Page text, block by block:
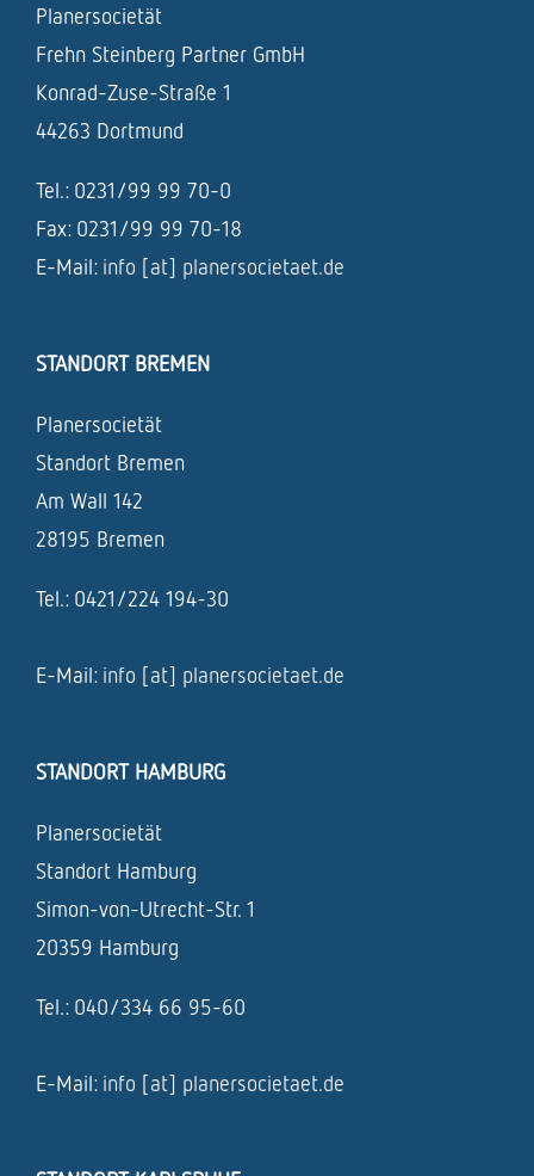
Planersocietät
Frehn Steinberg Partner GmbH
Konrad-Zuse-Straße 1
44263 Dortmund
Tel.: 0231/99 99 70-0
Fax: 0231/99 99 70-18
E-Mail: info [at] planersocietaet.de
STANDORT BREMEN
Planersocietät
Standort Bremen
Am Wall 142
28195 Bremen
Tel.: 0421/224 194-30
E-Mail: info [at] planersocietaet.de
STANDORT HAMBURG
Planersocietät
Standort Hamburg
Simon-von-Utrecht-Str. 1
20359 Hamburg
Tel.: 040/334 66 95-60
E-Mail: info [at] planersocietaet.de